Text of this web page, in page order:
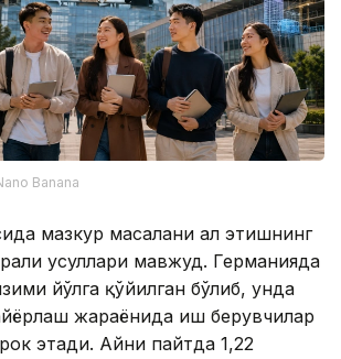
Banana
мазкур масалани ҳал этишнинг
усуллари мавжуд. Германияда
йўлга қўйилган бўлиб, унда
жараёнида иш берувчилар
этади. Айни пайтда 1,22